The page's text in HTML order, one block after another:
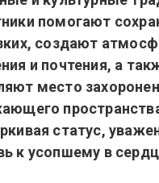
помогают
создают
и почтения, а
место
статус,
к усопшему в